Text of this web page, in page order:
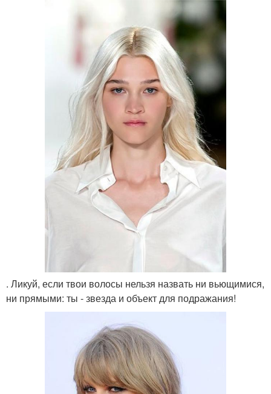
. Ликуй, если твои волосы нельзя назвать ни вьющимися,
ни прямыми: ты - звезда и объект для подражания!